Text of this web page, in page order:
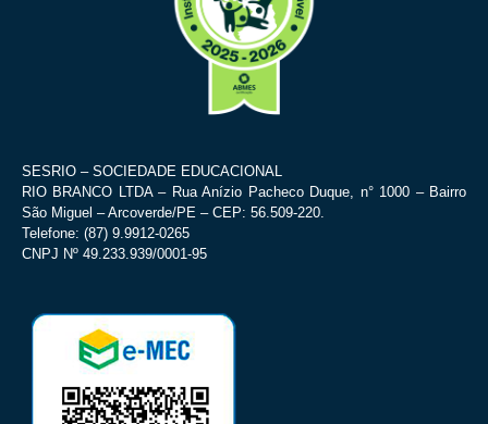
SESRIO – SOCIEDADE EDUCACIONAL
RIO BRANCO LTDA – Rua Anízio Pacheco Duque, n° 1000 – Bairro
São Miguel – Arcoverde/PE – CEP: 56.509-220.
Telefone: (87) 9.9912-0265
CNPJ Nº 49.233.939/0001-95